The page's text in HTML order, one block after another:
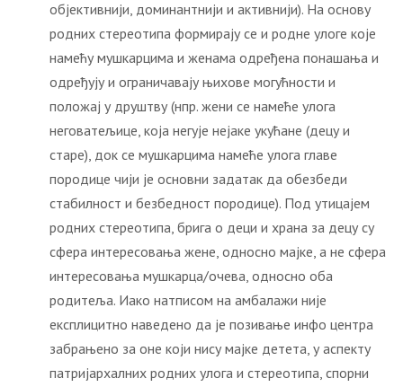
објективнији, доминантнији и активнији). На основу
родних стереотипа формирају се и родне улоге које
намећу мушкарцима и женама одређена понашања и
одређују и ограничавају њихове могућности и
положај у друштву (нпр. жени се намеће улога
неговатељице, која негује нејаке укућане (децу и
старе), док се мушкарцима намеће улога главе
породице чији је основни задатак да обезбеди
стабилност и безбедност породице). Под утицајем
родних стереотипа, брига о деци и храна за децу су
сфера интересовања жене, односно мајке, а не сфера
интересовања мушкарца/очева, односно оба
родитеља. Иако натписом на амбалажи није
експлицитно наведено да је позивање инфо центра
забрањено за оне који нису мајке детета, у аспекту
патријархалних родних улога и стереотипа, спорни